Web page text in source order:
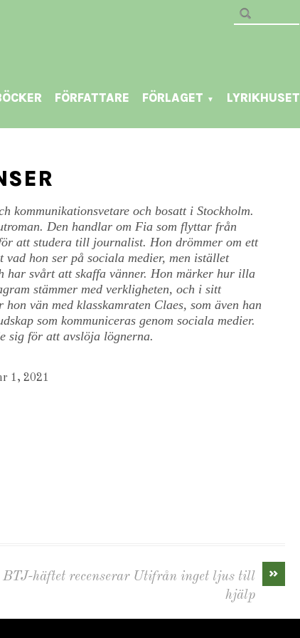
FÖRFATTARE FÖRLAGET ▼ LYRIKHUSET
kommunikationsvetare och bosatt i Stockholm.
Den handlar om Fia som flyttar från
att studera till journalist. Hon drömmer om ett
vad hon ser på sociala medier, men istället
har svårt att skaffa vänner. Hon märker hur illa
stämmer med verkligheten, och i sitt
vän med klasskamraten Claes, som även han
som kommuniceras genom sociala medier.
sig för att avslöja lögnerna.
1, 2021
»
BTJ-häftet recenserar Utifrån inget ljus till
hjälp